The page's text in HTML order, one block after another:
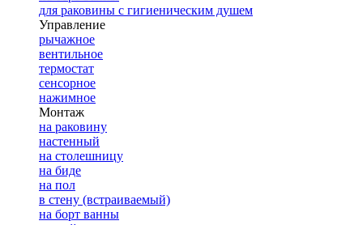
для раковины с гигиеническим душем
Управление
рычажное
вентильное
термостат
сенсорное
нажимное
Монтаж
на раковину
настенный
на столешницу
на биде
на пол
в стену (встраиваемый)
на борт ванны